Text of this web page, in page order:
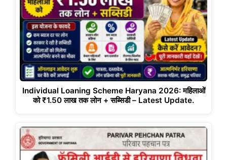
Individual Loaning Scheme Haryana 2026: महिलाओं
को ₹1.50 लाख तक लोन + सब्सिडी – Latest Update.